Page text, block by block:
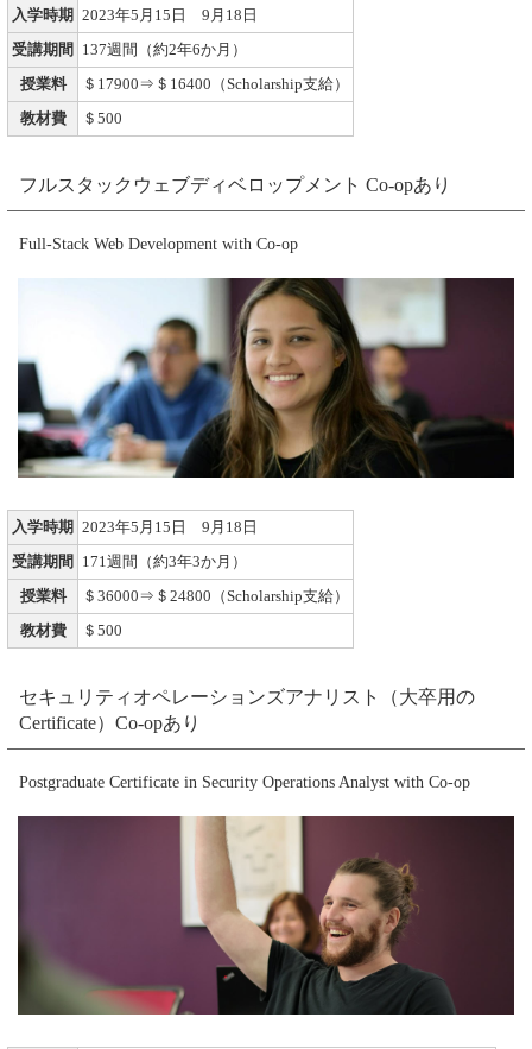
入学時期 2023年5月15日 9月18日
受講期間 137週間（約2年6か月）
授業料 ＄17900⇒＄16400（Scholarship支給）
教材費 ＄500
フルスタックウェブディベロップメント Co-opあり
Full-Stack Web Development with Co-op
入学時期 2023年5月15日 9月18日
受講期間 171週間（約3年3か月）
授業料 ＄36000⇒＄24800（Scholarship支給）
教材費 ＄500
セキュリティオペレーションズアナリスト（大卒用の
Certificate）Co-opあり
Postgraduate Certificate in Security Operations Analyst with Co-op